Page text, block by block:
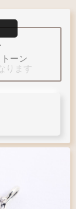
い
ペンダントに
フェザーをプラス
ーン
ります